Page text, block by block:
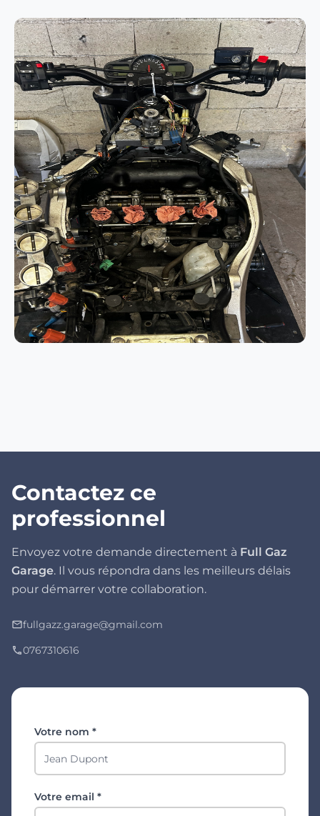
Contactez ce
professionnel
Envoyez votre demande directement à Full Gaz
Garage. Il vous répondra dans les meilleurs délais
pour démarrer votre collaboration.
mail_outlinefullgazz.garage@gmail.com
phone0767310616
Votre nom *
Votre email *